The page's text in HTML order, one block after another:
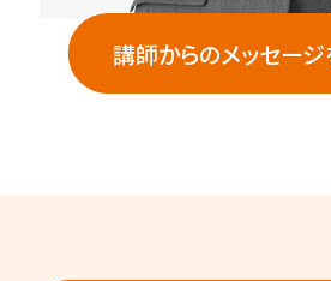
講師からのメッセー